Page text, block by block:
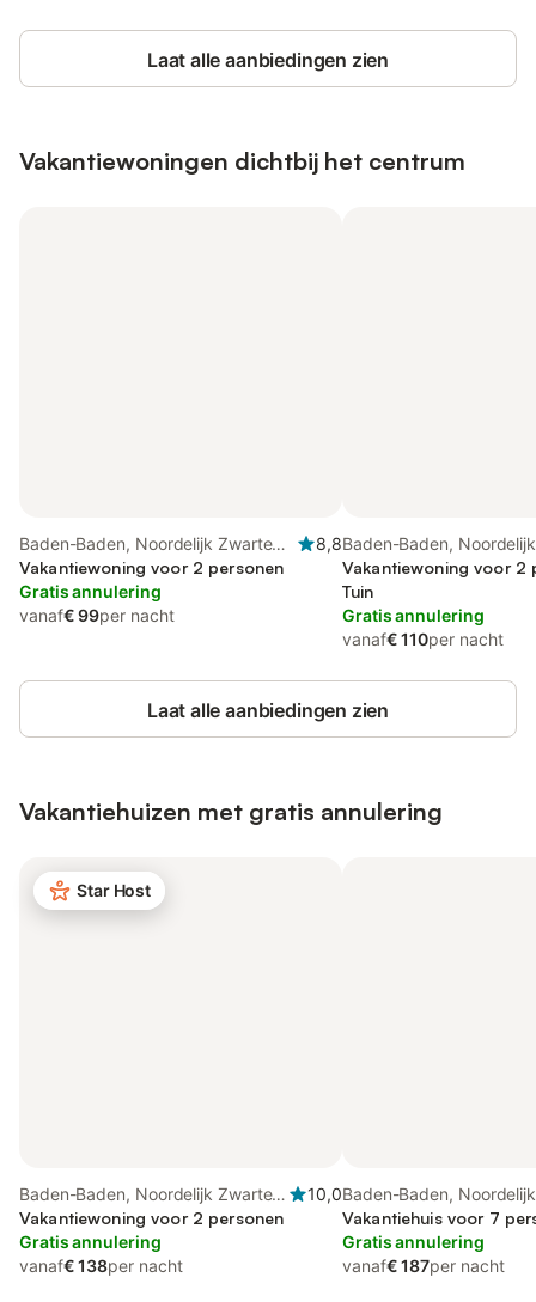
Laat alle aanbiedingen zien
Vakantiewoningen dichtbij het centrum
Baden-Baden, Noordelijk Zwarte
Woud
8,8
Vakantiewoning voor 2 personen
Gratis annulering
vanaf€ 99per nacht
Baden-Baden,
Woud
Vakantiewoning voor 2
Tuin
Gratis annulering
vanaf€ 110per nacht
Laat alle aanbiedingen zien
Vakantiehuizen met gratis annulering
Star Host
Baden-Baden, Noordelijk Zwarte
Woud
10,0
Vakantiewoning voor 2 personen
Gratis annulering
vanaf€ 138per nacht
Baden-Baden,
Vakantiehuis voor 7
Gratis annulering
vanaf€ 187per nacht